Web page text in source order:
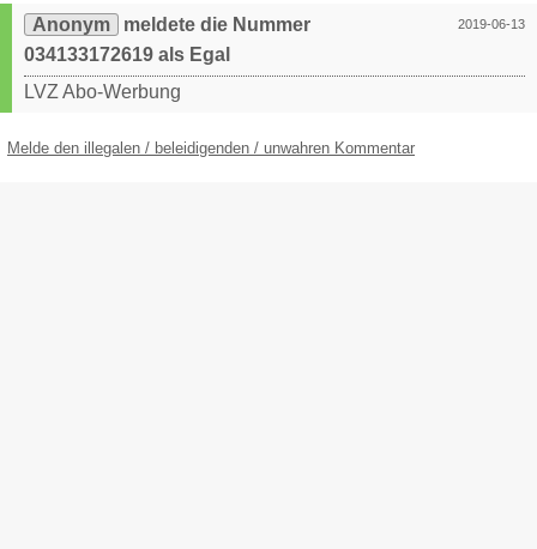
2019-06-13
Anonym
meldete die Nummer
034133172619 als Egal
LVZ Abo-Werbung
Melde den illegalen / beleidigenden / unwahren Kommentar